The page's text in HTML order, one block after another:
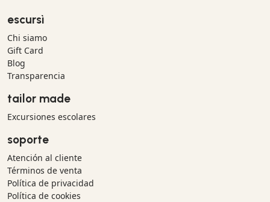
escursì
Chi siamo
Gift Card
Blog
Transparencia
tailor made
Excursiones escolares
soporte
Atención al cliente
Términos de venta
Política de privacidad
Política de cookies